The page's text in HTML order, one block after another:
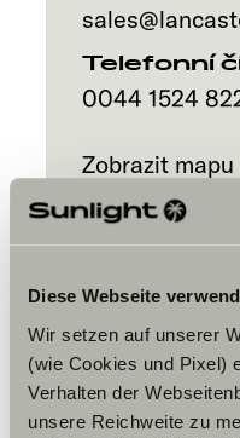
Diese Webseite
Wir setzen auf unserer
(wie Cookies und Pixel)
Verhalten der
unsere Reichweite zu
Telefonní
0044 1524
Zobrazit mapu
Chcete-li